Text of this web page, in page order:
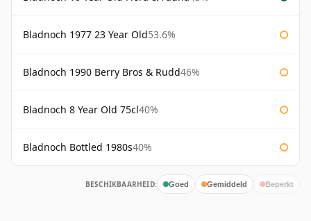
Bladnoch 1977 23 Year Old53.6%
Bladnoch 1990 Berry Bros & Rudd46%
Bladnoch 8 Year Old 75cl40%
Bladnoch Bottled 1980s40%
BESCHIKBAARHEID: Goed Gemiddeld Beperkt